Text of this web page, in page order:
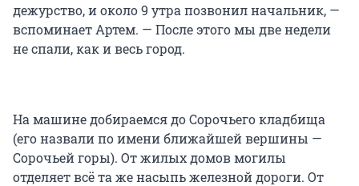
дежурство, и около 9 утра позвонил начальник, —
вспоминает Артем. — После этого мы две недели
не спали, как и весь город.
На машине добираемся до Сорочьего кладбища
(его назвали по имени ближайшей вершины —
Сорочьей горы). От жилых домов могилы
отделяет всё та же насыпь железной дороги. От